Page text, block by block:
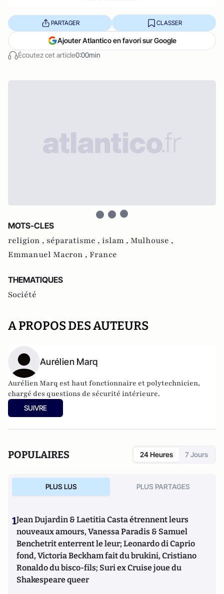
Écoutez cet article0:00min
PARTAGER CLASSER
Ajouter Atlantico en favori sur Google
MOTS-CLES
religion , séparatisme , islam , Mulhouse ,
Emmanuel Macron , France
THEMATIQUES
Société
A PROPOS DES AUTEURS
Aurélien Marq
Aurélien Marq est haut fonctionnaire et polytechnicien,
chargé des questions de sécurité intérieure.
SUIVRE
POPULAIRES 24 Heures 7 Jours
PLUS LUS PLUS PARTAGES
1Jean Dujardin & Laetitia Casta étrennent leurs
nouveaux amours, Vanessa Paradis & Samuel
Benchetrit enterrent le leur; Leonardo di Caprio
fond, Victoria Beckham fait du brukini, Cristiano
Ronaldo du bisco-fils; Suri ex Cruise joue du
Shakespeare queer